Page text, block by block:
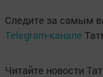
Следите за самым
Telegram-канале
Читайте новости